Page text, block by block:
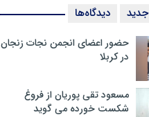
جدید دیدگاه‌ها
حضور اعضای انجمن نجات زنجان
در کربلا
مسعود تقی پوریان از فروغ
شکست خورده می گوید